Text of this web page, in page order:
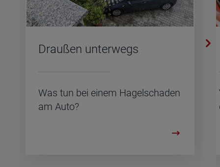
Drau­ßen un­ter­wegs
Was tun bei einem Ha­gel­scha­den
am Auto?